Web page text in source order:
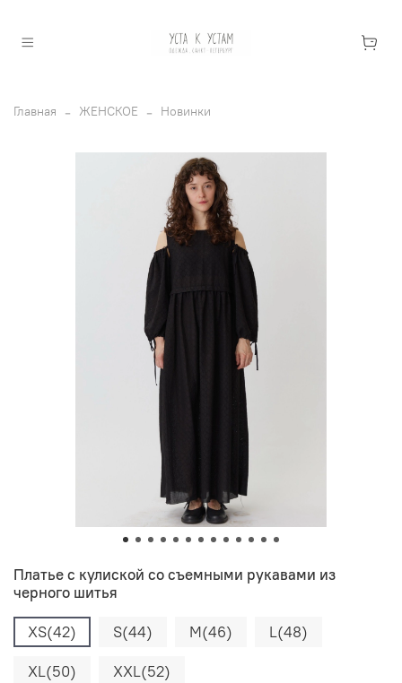
Главная ЖЕНСКОЕ Новинки
Платье с кулиской со съемными рукавами из
черного шитья
XS(42)
S(44) M(46)
L(48)
XL(50)
XXL(52)